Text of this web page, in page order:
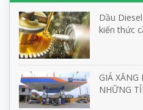
Dầu
kiến thức
GIÁ XĂNG
NHỮNG